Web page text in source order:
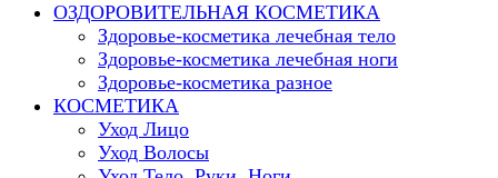
ОЗДОРОВИТЕЛЬНАЯ КОСМЕТИКА
Здоровье-косметика лечебная тело
Здоровье-косметика лечебная ноги
Здоровье-косметика разное
КОСМЕТИКА
Уход Лицо
Уход Волосы